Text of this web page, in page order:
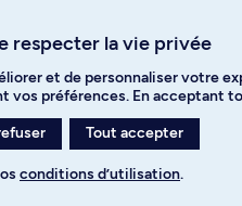
TikTok
des témoins
respecter la vie privée
et de personnaliser votre
vos préférences. En
Tout accepter
conditions d’utilisation.